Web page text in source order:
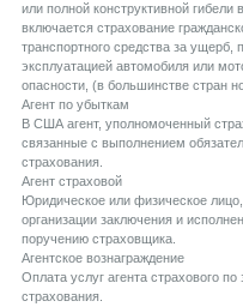
или полной конструктивной
включается страхование
транспортного средства за
эксплуатацией автомобиля или
опасности, (в большинстве стран
Aгент по убыткам
В США агент, уполномоченный
связанные с выполнением
страхования.
Aгент страховой
Юридическое или физическое
организации заключения и
поручению страховщика.
Aгентское вознаграждение
Оплата услуг агента страхового
страхования.